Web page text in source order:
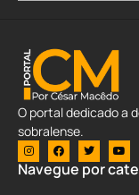
O portal dedicado a
sobralense.
Navegue por